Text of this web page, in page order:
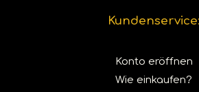
Kundenservice:
Konto eröffnen
Wie einkaufen?